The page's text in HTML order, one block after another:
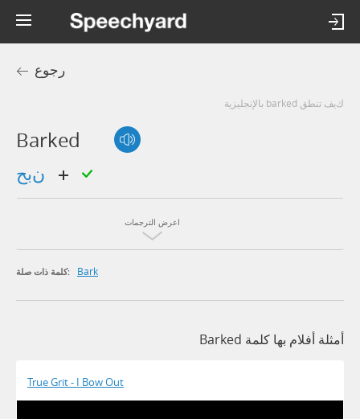
رجوع
كيف تنطق barked بالإنجليزية
Barked
اعرض الترجمات
كلمة ذات صلة: Bark
أمثلة أفلام بها كلمة Barked
True Grit - I Bow Out